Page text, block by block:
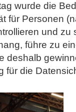
wurde die
für Personen
und zu
führe zu
deshalb
für die